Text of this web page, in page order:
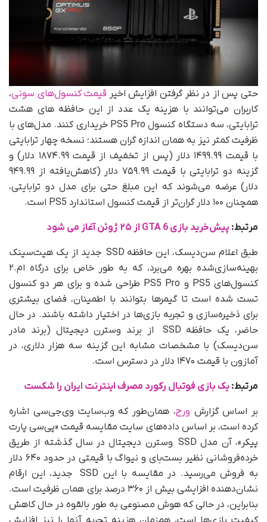
حتی پس از در نظر گرفتن افزایش اخیر قیمت کنسول‌های سونی،
کاربران می‌توانند با هزینه یک عدد از این حافظه های هشت
ترابایتی، سه دستگاه کنسول PS5 Pro خریداری کنند. مدل‌های با
ظرفیت کمتر نیز به همان اندازه گران هستند؛ نسخه چهار ترابایتی
با قیمت ۱۴۹۹.۹۹ دلار (پس از تخفیف از قیمت ۱۸۷۴.۹۹ دلار) و
گزینه دو ترابایتی با قیمت ۷۵۹.۹۹ دلار (کاهش‌یافته از ۹۴۹.۹۹
دلار) عرضه می‌شوند که این مبلغ حتی برای مدل دو ترابایتی،
همچنان ۱۰۰ دلار گران‌تر از قیمت کنسول استاندارد PS5 است.
مرتبط: پیش‌‌خرید بازی GTA 6 از ۲۵ ژوئن آغاز می‌‌ شود
طبق اعلام سن‌دیسک، این حافظه SSD جدید از یک هیت‌سینک
بهینه‌سازی‌شده بهره می‌برد، که به‌ طور خاص برای درگاه ام.۲
کنسول‌های PS5 و PS5 Pro طراحی شده و برای هر دو کنسول
تست شده است تا گیمرها بتوانند با اطمینان، فضای بیشتری
برای ذخیره‌سازی و تجربه بازی‌ها در اختیار داشته باشند. در حال
حاضر، یک حافظه SSD از برند وسترن دیجیتال (برند مادر
سن‌دیسک) با مشخصات مشابه این گزینه سه هزار دلاری، در
آمازون با قیمت ۱۴۷۰ دلار در دسترس است.
مرتبط: یک بازی فوتبال رکورد مصرف اینترنت ایران را شکست
بر اساس گزارش ورج، همان‌طور که وب‌سایت وی‌جی‌سی اشاره
کرده است، بر اساس داده‌های سایت مقایسه قیمت «پی‌سی پارت
پیکر»، آن مدل SSD وسترن دیجیتال در سال گذشته از طریق
خرده‌فروشانی نظیر بست‌بای و نیواگ با قیمتی در حدود ۶۴۰ دلار
به فروش می‌رسید. در مقایسه با این SSD جدید، این ارقام
نشان‌دهنده افزایشی بیش از ۳۶۰ درصد برای همان ظرفیت است.
بنابراین، در حالی که هوش مصنوعی به‌ طور بالقوه در حال کاهش